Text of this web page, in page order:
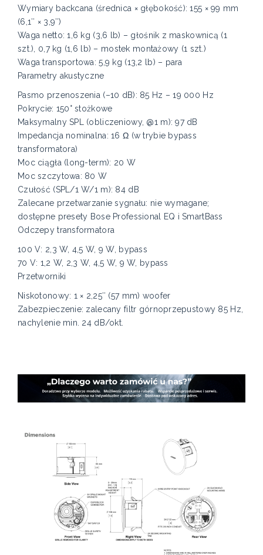
Wymiary backcana (średnica × głębokość): 155 × 99 mm
(6,1″ × 3,9″)
Waga netto: 1,6 kg (3,6 lb) – głośnik z maskownicą (1
szt.), 0,7 kg (1,6 lb) – mostek montażowy (1 szt.)
Waga transportowa: 5,9 kg (13,2 lb) – para
Parametry akustyczne
Pasmo przenoszenia (–10 dB): 85 Hz – 19 000 Hz
Pokrycie: 150° stożkowe
Maksymalny SPL (obliczeniowy, @1 m): 97 dB
Impedancja nominalna: 16 Ω (w trybie bypass
transformatora)
Moc ciągła (long-term): 20 W
Moc szczytowa: 80 W
Czułość (SPL/1 W/1 m): 84 dB
Zalecane przetwarzanie sygnału: nie wymagane;
dostępne presety Bose Professional EQ i SmartBass
Odczepy transformatora
100 V: 2,3 W, 4,5 W, 9 W, bypass
70 V: 1,2 W, 2,3 W, 4,5 W, 9 W, bypass
Przetworniki
Niskotonowy: 1 × 2,25″ (57 mm) woofer
Zabezpieczenie: zalecany filtr górnoprzepustowy 85 Hz,
nachylenie min. 24 dB/okt.